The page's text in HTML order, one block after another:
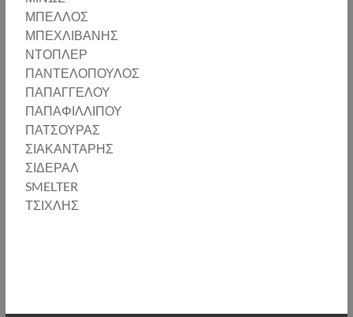
ΜΠΕΛΛΟΣ
ΜΠΕΧΛΙΒΑΝΗΣ
ΝΤΟΠΛΕΡ
ΠΑΝΤΕΛΟΠΟΥΛΟΣ
ΠΑΠΑΓΓΕΛΟΥ
ΠΑΠΑΦΙΛΛΙΠΟΥ
ΠΑΤΣΟΥΡΑΣ
ΣΙΑΚΑΝΤΑΡΗΣ
ΣΙΔΕΡΑΛ
SMELTER
ΤΣΙΧΛΗΣ